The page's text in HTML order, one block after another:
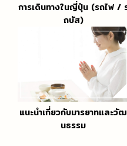
การเดินทางในญี่ปุ่น (รถไฟ /
ถบัส)
แนะนำเกี่ยวกับมารยาทและวัฒ
นธรรม